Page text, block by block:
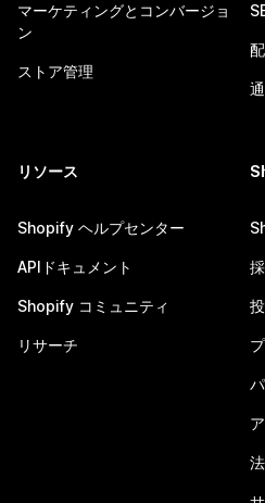
マーケティングとコンバージョ
ン
ストア管理
リソース
Shopify ヘルプセンター
APIドキュメント
Shopify コミュニティ
リサーチ